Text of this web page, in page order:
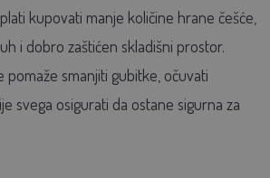
kupovati manje količine hrane češće,
i dobro zaštićen skladišni prostor.
pomaže smanjiti gubitke, očuvati
svega osigurati da ostane sigurna za